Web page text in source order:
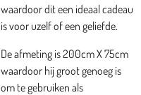
waardoor dit een ideaal cadeau
is voor uzelf of een geliefde.
De afmeting is 200cm X 75cm
waardoor hij groot genoeg is
om te gebruiken als